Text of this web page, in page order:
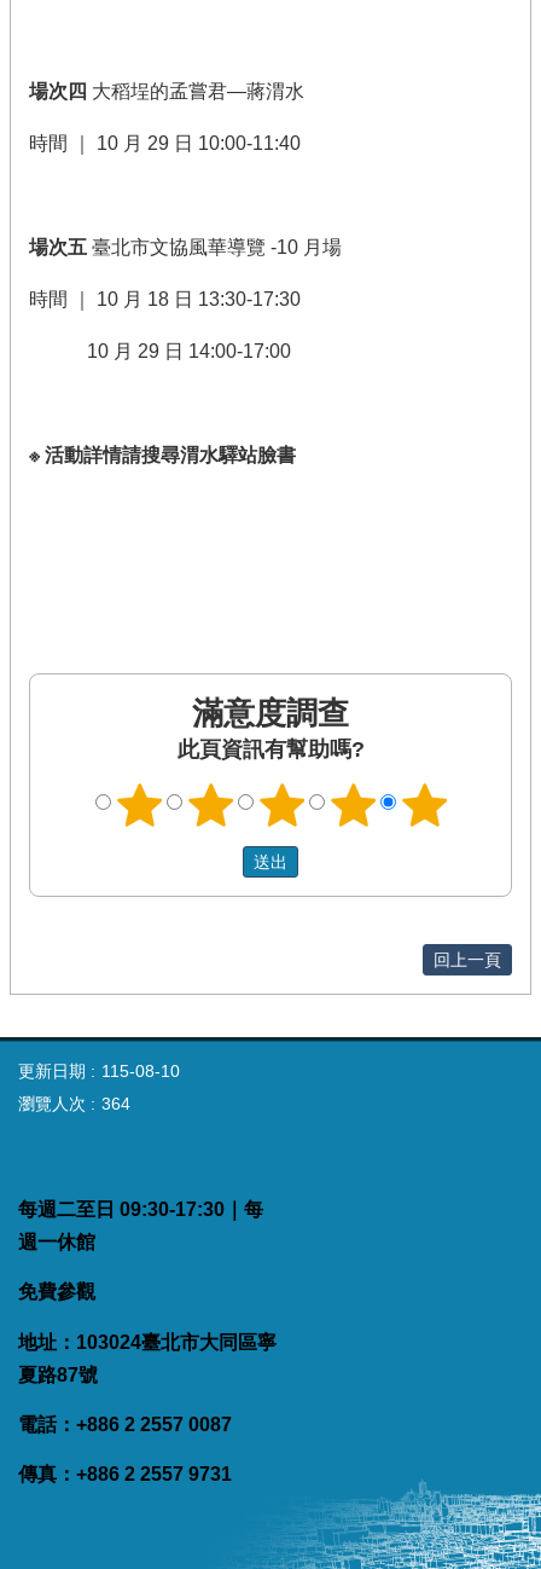
場次四 大稻埕的孟嘗君—蔣渭水
時間 ｜ 10 月 29 日 10:00-11:40
場次五 臺北市文協風華導覽 -10 月場
時間 ｜ 10 月 18 日 13:30-17:30
10 月 29 日 14:00-17:00
※ 活動詳情請搜尋渭水驛站臉書
滿意度調查
此頁資訊有幫助嗎?
回上一頁
更新日期
115-08-10
瀏覽人次
364
每週二至日 09:30-17:30｜每
週一休館
免費參觀
地址：103024臺北市大同區寧
夏路87號
電話：+886 2 2557 0087
傳真：+886 2 2557 9731